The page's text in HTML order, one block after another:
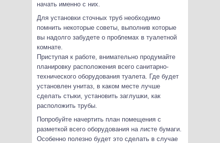
начать именно с них.
Для установки сточных труб необходимо
помнить некоторые советы, выполнив которые
вы надолго забудете о проблемах в туалетной
комнате.
Приступая к работе, внимательно продумайте
планировку расположения всего санитарно-
технического оборудования туалета. Где будет
установлен унитаз, в каком месте лучше
сделать стыки, установить заглушки, как
расположить трубы.
Попробуйте начертить план помещения с
разметкой всего оборудования на листе бумаги.
Особенно полезно будет это сделать в случае